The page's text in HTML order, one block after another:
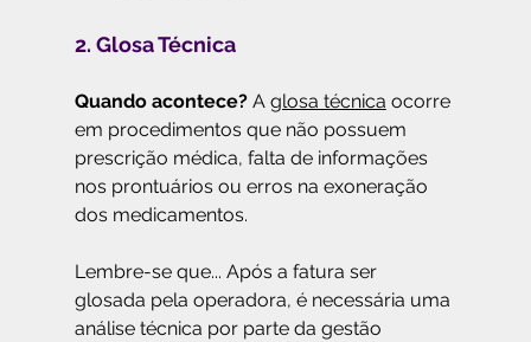
2. Glosa Técnica
Quando acontece? A glosa técnica ocorre
em procedimentos que não possuem
prescrição médica, falta de informações
nos prontuários ou erros na exoneração
dos medicamentos.
Lembre-se que... Após a fatura ser
glosada pela operadora, é necessária uma
análise técnica por parte da gestão